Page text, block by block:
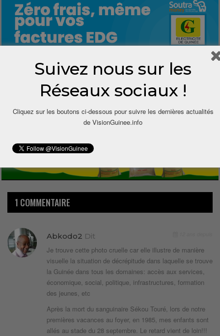
1 COMMENTAIRE
Abkodo2 Dit
Je trouve cette photo cruelle car elle illustre de manière
visuelle la situation de décrépitude dans laquelle se trouve
la Guinée dans tous les domaines: accès aux services,
économique, social, politique, infrastructures, formation
des jeunes, etc
Après la mort du sanguinaire Sékou Touré, lors de notre
premières vacances au foyer, en 1985, mes enfants sont
allés au stade du 28 septembre. Le retard vient de loin!!!
Suivez nous sur les
Réseaux sociaux !
Cliquez sur les boutons ci-dessous pour suivre les dernières actualités
de VisionGuinee.info